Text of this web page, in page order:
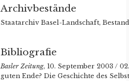
Archivbestände
Staatarchiv Basel-Landschaft,
Bibliografie
Basler Zeitung, 10. September 2003 /
guten Ende? Die Geschichte des